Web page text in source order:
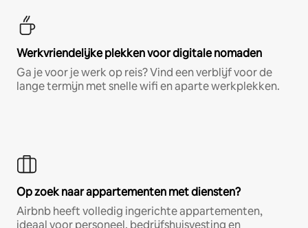
Werkvriendelijke plekken voor digitale nomaden
Ga je voor je werk op reis? Vind een verblijf voor de
lange termijn met snelle wifi en aparte werkplekken.
Op zoek naar appartementen met diensten?
Airbnb heeft volledig ingerichte appartementen,